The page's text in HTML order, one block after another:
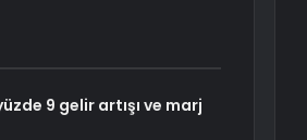
9 gelir artışı ve marj